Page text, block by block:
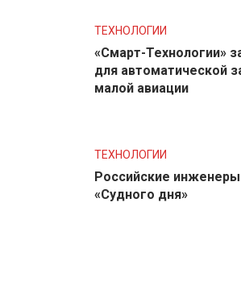
ТЕХНОЛОГИИ
«Смарт-Технологии»
для автоматической
малой авиации
ТЕХНОЛОГИИ
Российские
«Судного дня»